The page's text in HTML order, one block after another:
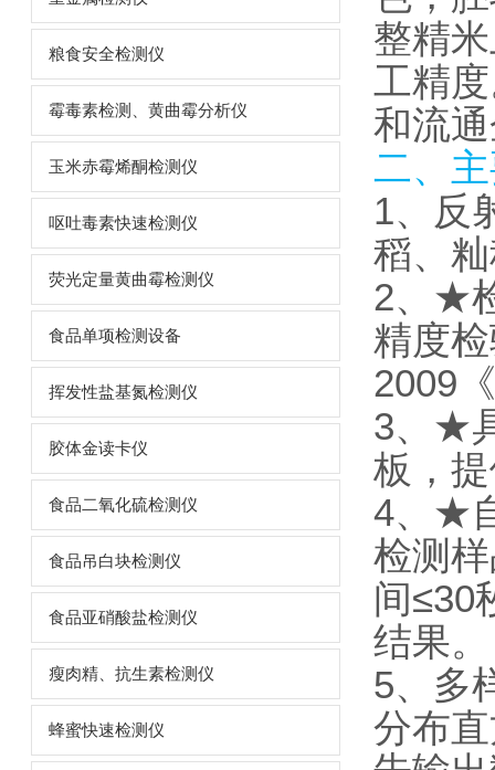
粮食安全检测仪
霉毒素检测、黄曲霉分析仪
玉米赤霉烯酮检测仪
呕吐毒素快速检测仪
荧光定量黄曲霉检测仪
食品单项检测设备
挥发性盐基氮检测仪
胶体金读卡仪
食品二氧化硫检测仪
食品吊白块检测仪
食品亚硝酸盐检测仪
瘦肉精、抗生素检测仪
蜂蜜快速检测仪
整精
工精
和流
二、
1、反
稻、
2、★
精度
2009
3、★
板，
4、★
检测
间≤30
结果。
5、多
分布